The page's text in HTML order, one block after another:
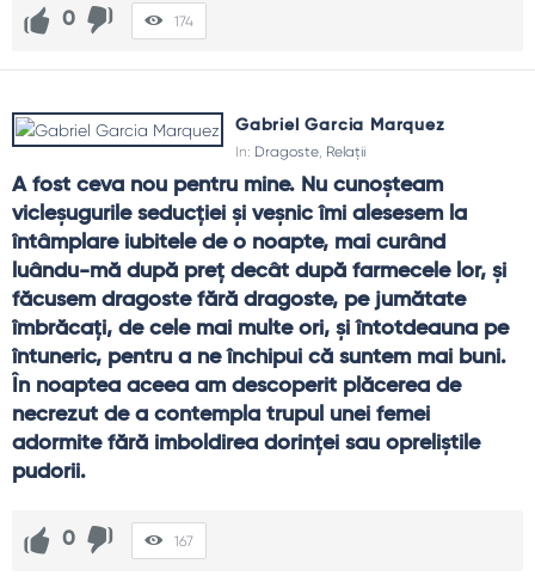
0 174
Gabriel Garcia Marquez
In: Dragoste, Relații
A fost ceva nou pentru mine. Nu cunoșteam
vicleșugurile seducției și veșnic îmi alesesem la
întâmplare iubitele de o noapte, mai curând
luându-mă după preț decât după farmecele lor, și
făcusem dragoste fără dragoste, pe jumătate
îmbrăcați, de cele mai multe ori, și întotdeauna pe
întuneric, pentru a ne închipui că suntem mai buni.
În noaptea aceea am descoperit plăcerea de
necrezut de a contempla trupul unei femei
adormite fără imboldirea dorinței sau opreliștile
pudorii.
0 167